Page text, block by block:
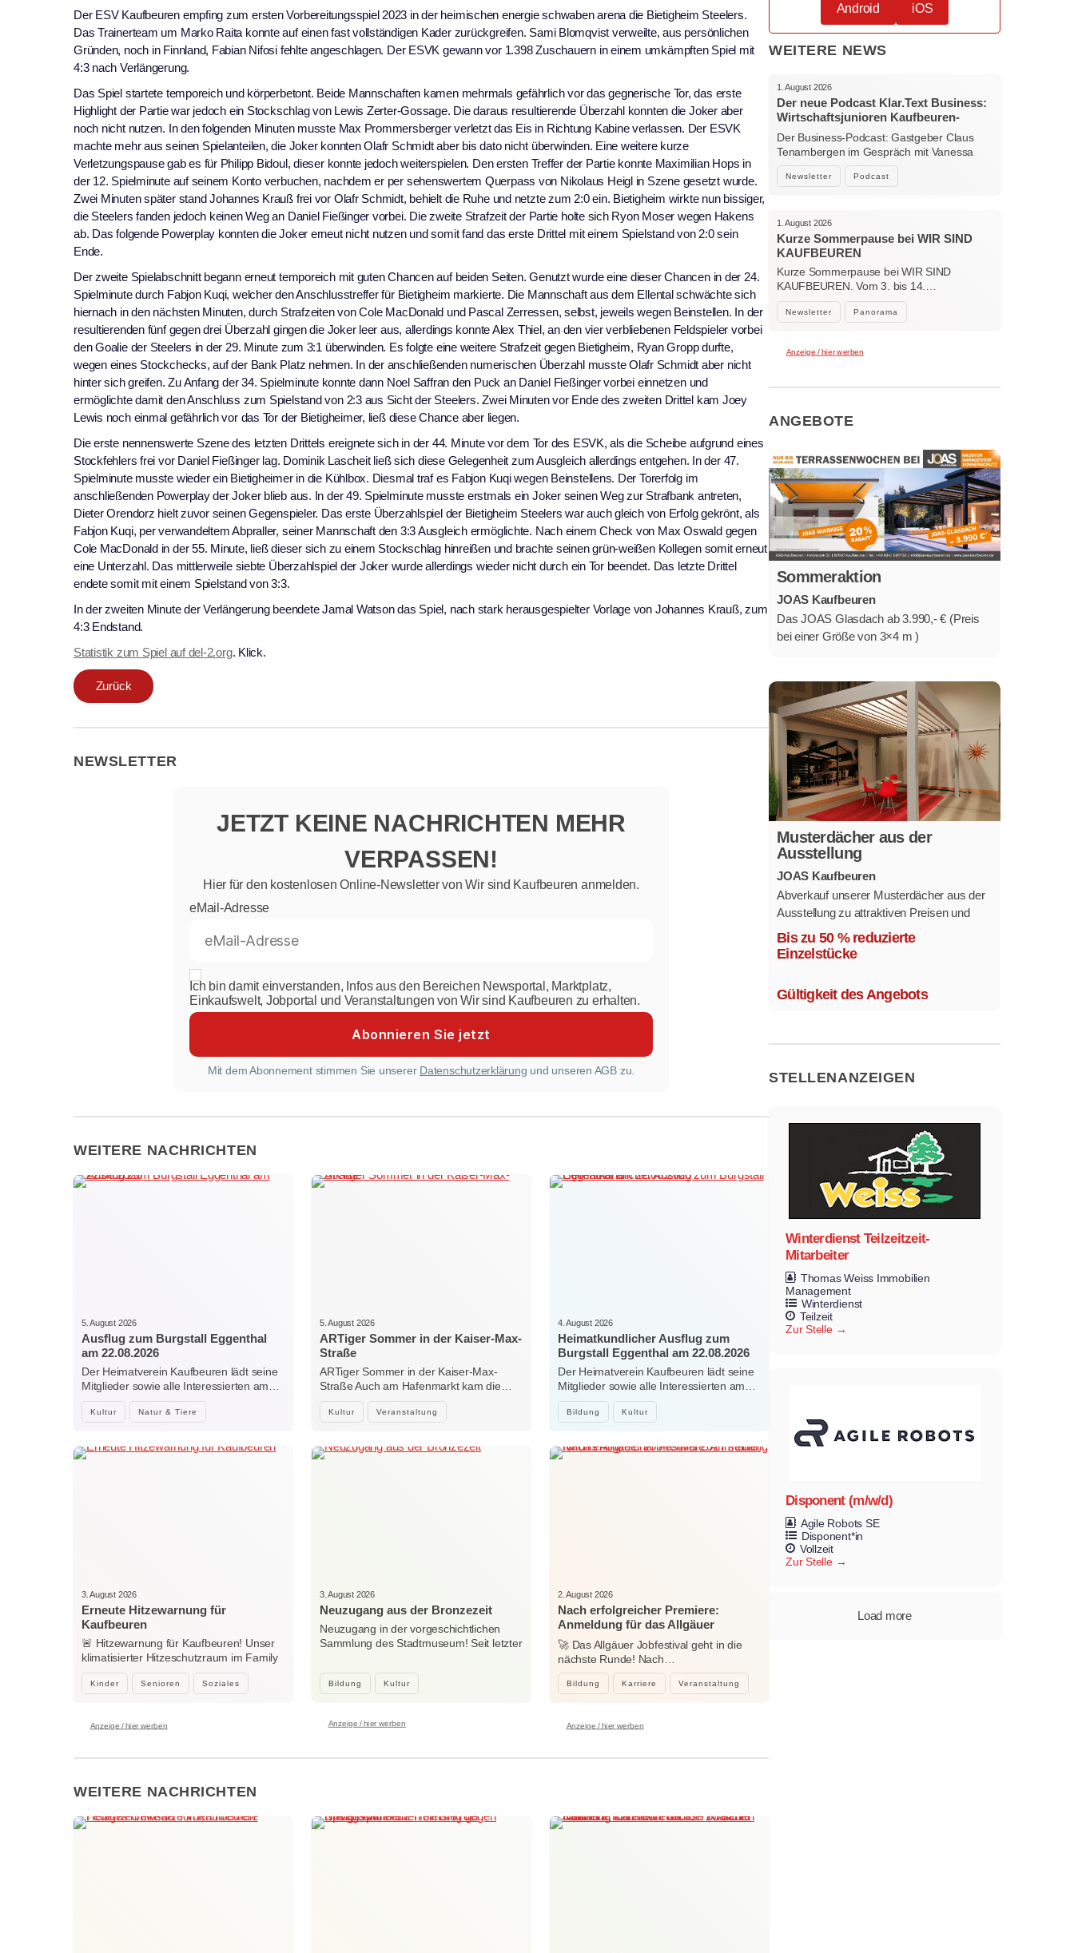
Der ESV Kaufbeuren empfing zum ersten Vorbereitungsspiel 2023 in der heimischen energie schwaben arena die Bietigheim Steelers.
Das Trainerteam um Marko Raita konnte auf einen fast vollständigen Kader zurückgreifen. Sami Blomqvist verweilte, aus persönlichen
Gründen, noch in Finnland, Fabian Nifosi fehlte angeschlagen. Der ESVK gewann vor 1.398 Zuschauern in einem umkämpften Spiel mit
4:3 nach Verlängerung.
Das Spiel startete temporeich und körperbetont. Beide Mannschaften kamen mehrmals gefährlich vor das gegnerische Tor, das erste
Highlight der Partie war jedoch ein Stockschlag von Lewis Zerter-Gossage. Die daraus resultierende Überzahl konnten die Joker aber
noch nicht nutzen. In den folgenden Minuten musste Max Prommersberger verletzt das Eis in Richtung Kabine verlassen. Der ESVK
machte mehr aus seinen Spielanteilen, die Joker konnten Olafr Schmidt aber bis dato nicht überwinden. Eine weitere kurze
Verletzungspause gab es für Philipp Bidoul, dieser konnte jedoch weiterspielen. Den ersten Treffer der Partie konnte Maximilian Hops in
der 12. Spielminute auf seinem Konto verbuchen, nachdem er per sehenswertem Querpass von Nikolaus Heigl in Szene gesetzt wurde.
Zwei Minuten später stand Johannes Krauß frei vor Olafr Schmidt, behielt die Ruhe und netzte zum 2:0 ein. Bietigheim wirkte nun bissiger,
die Steelers fanden jedoch keinen Weg an Daniel Fießinger vorbei. Die zweite Strafzeit der Partie holte sich Ryon Moser wegen Hakens
ab. Das folgende Powerplay konnten die Joker erneut nicht nutzen und somit fand das erste Drittel mit einem Spielstand von 2:0 sein
Ende.
Der zweite Spielabschnitt begann erneut temporeich mit guten Chancen auf beiden Seiten. Genutzt wurde eine dieser Chancen in der 24.
Spielminute durch Fabjon Kuqi, welcher den Anschlusstreffer für Bietigheim markierte. Die Mannschaft aus dem Ellental schwächte sich
hiernach in den nächsten Minuten, durch Strafzeiten von Cole MacDonald und Pascal Zerressen, selbst, jeweils wegen Beinstellen. In der
resultierenden fünf gegen drei Überzahl gingen die Joker leer aus, allerdings konnte Alex Thiel, an den vier verbliebenen Feldspieler vorbei
den Goalie der Steelers in der 29. Minute zum 3:1 überwinden. Es folgte eine weitere Strafzeit gegen Bietigheim, Ryan Gropp durfte,
wegen eines Stockchecks, auf der Bank Platz nehmen. In der anschließenden numerischen Überzahl musste Olafr Schmidt aber nicht
hinter sich greifen. Zu Anfang der 34. Spielminute konnte dann Noel Saffran den Puck an Daniel Fießinger vorbei einnetzen und
ermöglichte damit den Anschluss zum Spielstand von 2:3 aus Sicht der Steelers. Zwei Minuten vor Ende des zweiten Drittel kam Joey
Lewis noch einmal gefährlich vor das Tor der Bietigheimer, ließ diese Chance aber liegen.
Die erste nennenswerte Szene des letzten Drittels ereignete sich in der 44. Minute vor dem Tor des ESVK, als die Scheibe aufgrund eines
Stockfehlers frei vor Daniel Fießinger lag. Dominik Lascheit ließ sich diese Gelegenheit zum Ausgleich allerdings entgehen. In der 47.
Spielminute musste wieder ein Bietigheimer in die Kühlbox. Diesmal traf es Fabjon Kuqi wegen Beinstellens. Der Torerfolg im
anschließenden Powerplay der Joker blieb aus. In der 49. Spielminute musste erstmals ein Joker seinen Weg zur Strafbank antreten,
Dieter Orendorz hielt zuvor seinen Gegenspieler. Das erste Überzahlspiel der Bietigheim Steelers war auch gleich von Erfolg gekrönt, als
Fabjon Kuqi, per verwandeltem Abpraller, seiner Mannschaft den 3:3 Ausgleich ermöglichte. Nach einem Check von Max Oswald gegen
Cole MacDonald in der 55. Minute, ließ dieser sich zu einem Stockschlag hinreißen und brachte seinen grün-weißen Kollegen somit erneut
eine Unterzahl. Das mittlerweile siebte Überzahlspiel der Joker wurde allerdings wieder nicht durch ein Tor beendet. Das letzte Drittel
endete somit mit einem Spielstand von 3:3.
In der zweiten Minute der Verlängerung beendete Jamal Watson das Spiel, nach stark herausgespielter Vorlage von Johannes Krauß, zum
4:3 Endstand.
Statistik zum Spiel auf del-2.org. Klick.
Zurück
NEWSLETTER
JETZT KEINE NACHRICHTEN MEHR
VERPASSEN!
Hier für den kostenlosen Online-Newsletter von Wir sind Kaufbeuren anmelden.
eMail-Adresse
Ich bin damit einverstanden, Infos aus den Bereichen Newsportal, Marktplatz,
Einkaufswelt, Jobportal und Veranstaltungen von Wir sind Kaufbeuren zu erhalten.
Mit dem Abonnement stimmen Sie unserer Datenschutzerklärung und unseren AGB zu.
WEITERE NACHRICHTEN
Kultur Natur & Tiere
5. August 2026
Ausflug zum Burgstall Eggenthal
am 22.08.2026
Der Heimatverein Kaufbeuren lädt seine
Mitglieder sowie alle Interessierten am…
Kultur Veranstaltung
5. August 2026
ARTiger Sommer in der Kaiser-Max-
Straße
ARTiger Sommer in der Kaiser-Max-
Straße Auch am Hafenmarkt kam die…
Bildung Kultur
4. August 2026
Heimatkundlicher Ausflug zum
Burgstall Eggenthal am 22.08.2026
Der Heimatverein Kaufbeuren lädt seine
Mitglieder sowie alle Interessierten am…
Kinder Senioren Soziales
3. August 2026
Erneute Hitzewarnung für
Kaufbeuren
🚨 Hitzewarnung für Kaufbeuren! Unser
klimatisierter Hitzeschutzraum im Family
Center…
Bildung Kultur
3. August 2026
Neuzugang aus der Bronzezeit
Neuzugang in der vorgeschichtlichen
Sammlung des Stadtmuseum! Seit letzter
Bildung Karriere Veranstaltung
2. August 2026
Nach erfolgreicher Premiere:
Anmeldung für das Allgäuer
Jobfestival 2027 startet
🚀 Das Allgäuer Jobfestival geht in die
nächste Runde! Nach…
Anzeige / hier werben Anzeige / hier werben Anzeige / hier werben
WEITERE NACHRICHTEN
Android iOS
WEITERE NEWS
Newsletter Podcast
1. August 2026
Der neue Podcast Klar.Text Business:
Wirtschaftsjunioren Kaufbeuren-
Ostallgäu – Menschen, Ideen und
starke Verbindungen
Der Business-Podcast: Gastgeber Claus
Tenambergen im Gespräch mit Vanessa
Bockhorni…
Newsletter Panorama
1. August 2026
Kurze Sommerpause bei WIR SIND
KAUFBEUREN
Kurze Sommerpause bei WIR SIND
KAUFBEUREN. Vom 3. bis 14.…
Anzeige / hier werben
ANGEBOTE
Sommeraktion
JOAS Kaufbeuren
Das JOAS Glasdach ab 3.990,- € (Preis
bei einer Größe von 3×4 m )
Musterdächer aus der
Ausstellung
JOAS Kaufbeuren
Abverkauf unserer Musterdächer aus der
Ausstellung zu attraktiven Preisen und
sofort verfügbar.
Mehrere Modelle in verschiedenen
Bis zu 50 % reduzierte
Einzelstücke
Gültigkeit des Angebots
STELLENANZEIGEN
Winterdienst Teilzeitzeit-
Mitarbeiter
Thomas Weiss Immobilien
Management
Winterdienst
Teilzeit
Zur Stelle
Disponent (m/w/d)
Agile Robots SE
Disponent*in
Vollzeit
Zur Stelle
Load more